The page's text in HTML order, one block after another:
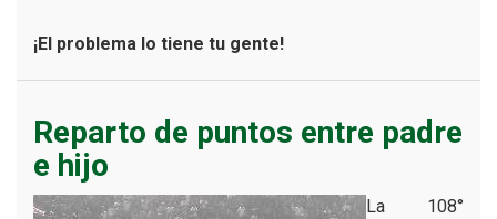
¡El problema lo tiene tu gente!
Reparto de puntos entre padre
e hijo
La 108°